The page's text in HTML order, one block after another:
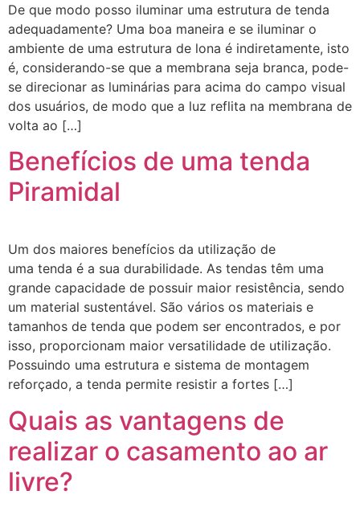
De que modo posso iluminar uma estrutura de tenda
adequadamente? Uma boa maneira e se iluminar o
ambiente de uma estrutura de lona é indiretamente, isto
é, considerando-se que a membrana seja branca, pode-
se direcionar as luminárias para acima do campo visual
dos usuários, de modo que a luz reflita na membrana de
volta ao […]
Benefícios de uma tenda
Piramidal
Um dos maiores benefícios da utilização de
uma tenda é a sua durabilidade. As tendas têm uma
grande capacidade de possuir maior resistência, sendo
um material sustentável. São vários os materiais e
tamanhos de tenda que podem ser encontrados, e por
isso, proporcionam maior versatilidade de utilização.
Possuindo uma estrutura e sistema de montagem
reforçado, a tenda permite resistir a fortes […]
Quais as vantagens de
realizar o casamento ao ar
livre?